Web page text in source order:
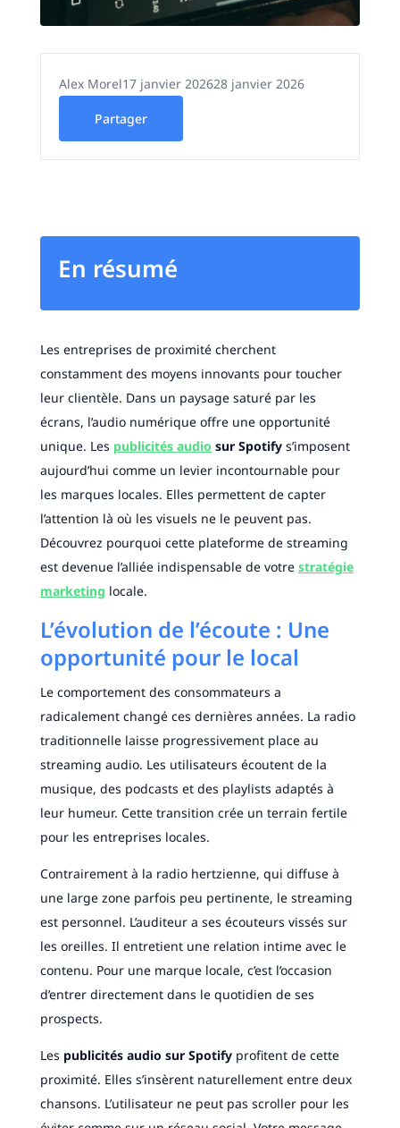
Alex Morel17 janvier 202628 janvier 2026
Partager
En résumé
Les entreprises de proximité cherchent
constamment des moyens innovants pour toucher
leur clientèle. Dans un paysage saturé par les
écrans, l’audio numérique offre une opportunité
unique. Les publicités audio sur Spotifys’imposent
aujourd’hui comme un levier incontournable pour
les marques locales. Elles permettent de capter
l’attention là où les visuels ne le peuvent pas.
Découvrez pourquoi cette plateforme de streaming
est devenue l’alliée indispensable de votre stratégie
marketing locale.
L’évolution de l’écoute : Une
opportunité pour le local
Le comportement des consommateurs a
radicalement changé ces dernières années. La radio
traditionnelle laisse progressivement place au
streaming audio. Les utilisateurs écoutent de la
musique, des podcasts et des playlists adaptés à
leur humeur. Cette transition crée un terrain fertile
pour les entreprises locales.
Contrairement à la radio hertzienne, qui diffuse à
une large zone parfois peu pertinente, le streaming
est personnel. L’auditeur a ses écouteurs vissés sur
les oreilles. Il entretient une relation intime avec le
contenu. Pour une marque locale, c’est l’occasion
d’entrer directement dans le quotidien de ses
prospects.
Les publicités audio sur Spotifyprofitent de cette
proximité. Elles s’insèrent naturellement entre deux
chansons. L’utilisateur ne peut pas scroller pour les